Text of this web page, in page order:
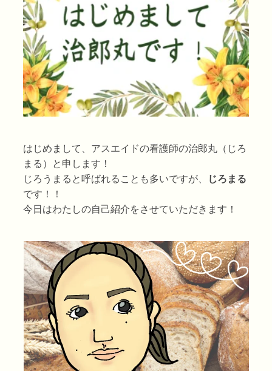
はじめまして、アスエイドの看護師の治郎丸（じろ
まる）と申します！
じろうまると呼ばれることも多いですが、
じろまる
です！！
今日はわたしの自己紹介をさせていただきます！